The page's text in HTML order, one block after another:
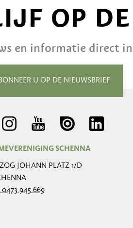
OP
en informatie direct
U OP DE NIEUWSBRIEF
SCHENNA
JOHANN PLATZ 1/D
0473 945 669